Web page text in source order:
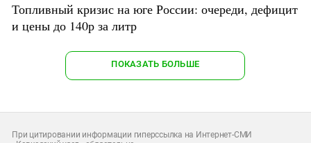
Топливный кризис на юге России: очереди, дефицит
и цены до 140р за литр
ПОКАЗАТЬ БОЛЬШЕ
При цитировании информации гиперссылка на Интернет-СМИ